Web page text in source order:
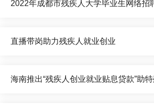
2022年成都市残疾人大学毕业生网络
直播带岗助力残疾人就业创业
海南推出“残疾人创业就业贴息贷款”助